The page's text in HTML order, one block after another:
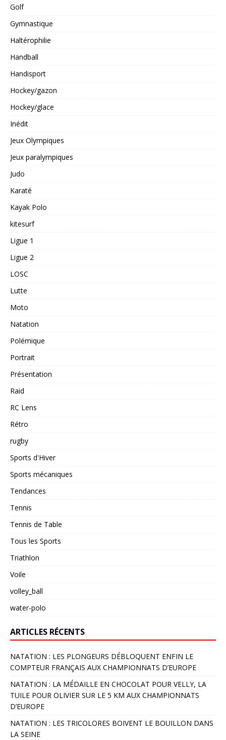
Golf
Gymnastique
Haltérophilie
Handball
Handisport
Hockey/gazon
Hockey/glace
Inédit
Jeux Olympiques
Jeux paralympiques
Judo
Karaté
Kayak Polo
kitesurf
Ligue 1
Ligue 2
LOSC
Lutte
Moto
Natation
Polémique
Portrait
Présentation
Raid
RC Lens
Rétro
rugby
Sports d'Hiver
Sports mécaniques
Tendances
Tennis
Tennis de Table
Tous les Sports
Triathlon
Voile
volley_ball
water-polo
ARTICLES RÉCENTS
NATATION : LES PLONGEURS DÉBLOQUENT ENFIN LE
COMPTEUR FRANÇAIS AUX CHAMPIONNATS D’EUROPE
NATATION : LA MÉDAILLE EN CHOCOLAT POUR VELLY, LA
TUILE POUR OLIVIER SUR LE 5 KM AUX CHAMPIONNATS
D’EUROPE
NATATION : LES TRICOLORES BOIVENT LE BOUILLON DANS
LA SEINE